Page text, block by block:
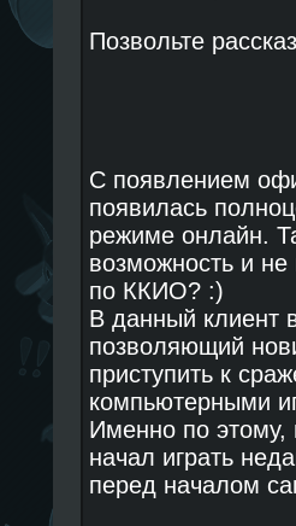
Позвольте
С появлением
появилась
режиме онлайн.
возможность и
по ККИО? :)
В данный клиент
позволяющий
приступить к
компьютерными
Именно по этому,
начал играть
перед началом